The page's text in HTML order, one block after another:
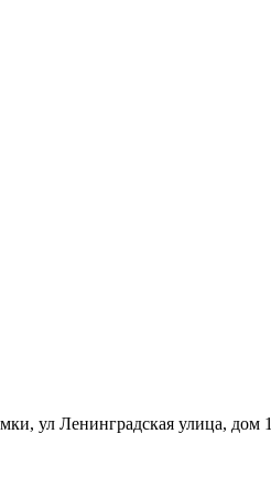
ул Ленинградская улица, дом 1